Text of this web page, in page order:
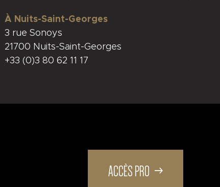
À Nuits-Saint-Georges
3 rue Sonoys
21700 Nuits-Saint-Georges
+33 (0)3 80 62 11 17
ACCÈS PRO